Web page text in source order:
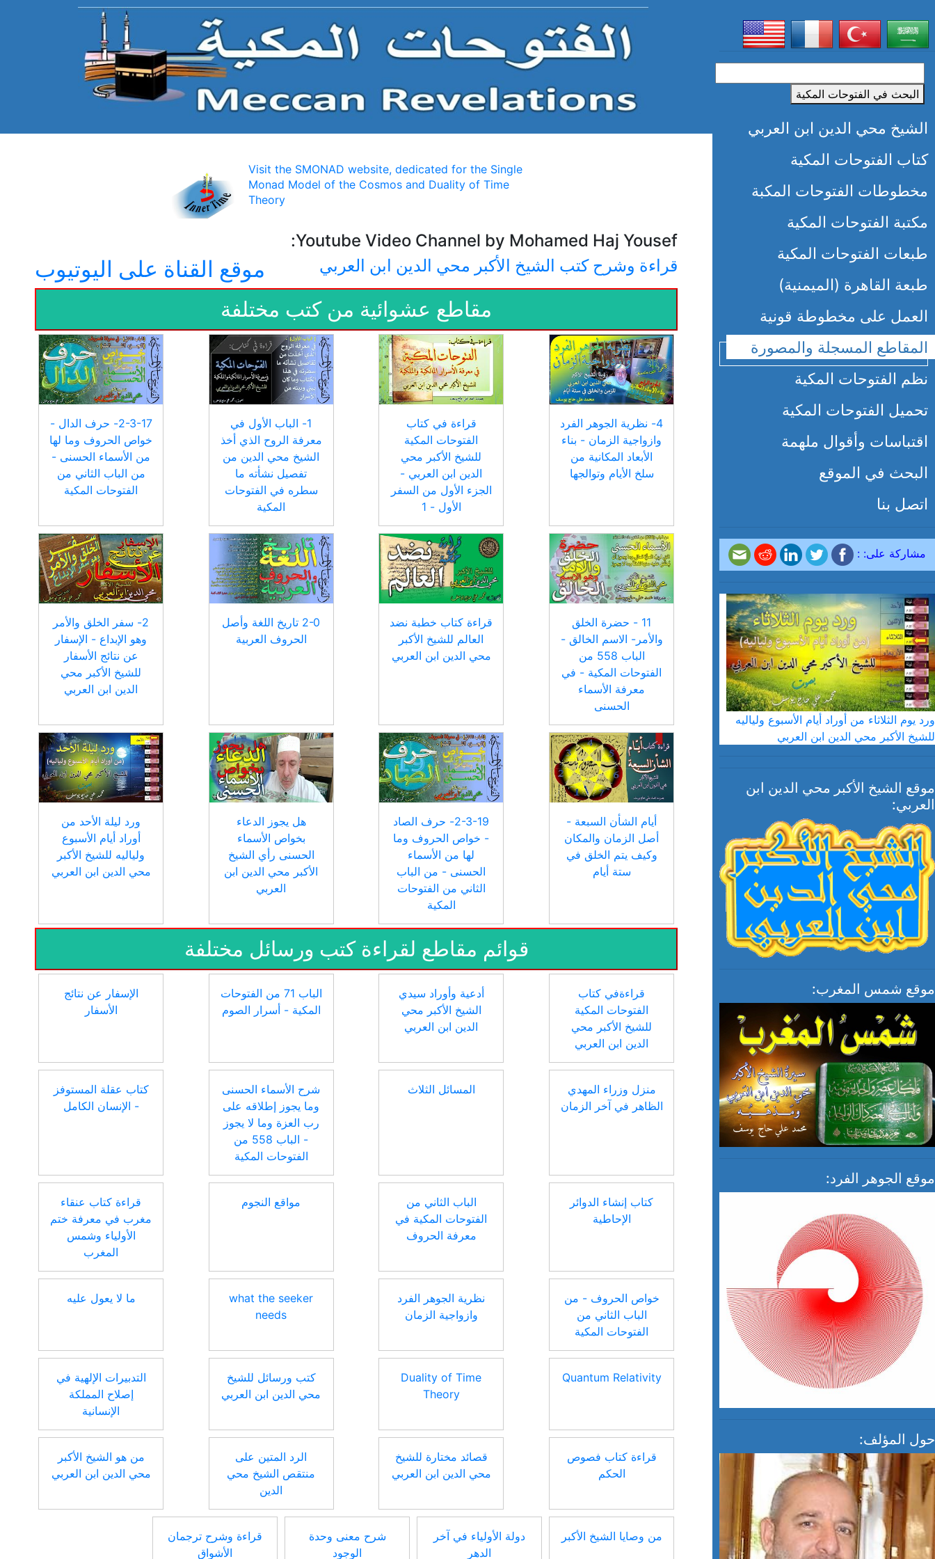
البحث في الفتوحات المكية
الشيخ محي الدين ابن العربي
كتاب الفتوحات المكية
مخطوطات الفتوحات المكبة
مكتبة الفتوحات المكية
طبعات الفتوحات المكية
طبعة القاهرة (الميمنية)
العمل على مخطوطة قونية
المقاطع المسجلة والمصورة
نظم الفتوحات المكية
تحميل الفتوحات المكية
اقتباسات وأقوال ملهمة
البحث في الموقع
اتصل بنا
مشاركة على: :
ورد يوم الثلاثاء من أوراد أيام الأسبوع ولياليه
للشيخ الأكبر محي الدين ابن العربي
موقع الشيخ الأكبر محي الدين ابن
العربي:
موقع شمس المغرب:
موقع الجوهر الفرد:
حول المؤلف:
Visit the SMONAD website, dedicated for the Single
Monad Model of the Cosmos and Duality of Time
Theory
Youtube Video Channel by Mohamed Haj Yousef:
قراءة وشرح كتب الشيخ الأكبر محي الدين ابن العربي
موقع القناة على اليوتيوب
مقاطع عشوائية من كتب مختلفة
4- نظرية الجوهر الفرد
وازواجية الزمان - بناء
الأبعاد المكانية من
سلخ الأيام وتوالجها
قراءة في كتاب
الفتوحات المكية
للشيخ الأكبر محي
الدين ابن العربي -
الجزء الأول من السفر
الأول - 1
1- الباب الأول في
معرفة الروح الذي أخذ
الشيخ محي الدين من
تفصيل نشأته ما
سطره في الفتوحات
المكية
2-3-17- حرف الدال -
خواص الحروف وما لها
من الأسماء الحسنى -
من الباب الثاني من
الفتوحات المكية
11 - حضرة الخلق
والأمر- الاسم الخالق -
الباب 558 من
الفتوحات المكية - في
معرفة الأسماء
الحسنى
قراءة كتاب خطبة نضد
العالم للشيخ الأكبر
محي الدين ابن العربي
2-0 تاريخ اللغة وأصل
الحروف العربية
2- سفر الخلق والأمر
وهو الإبداع - الإسفار
عن نتائج الأسفار
للشيخ الأكبر محي
الدين ابن العربي
أيام الشأن السبعة -
أصل الزمان والمكان
وكيف يتم الخلق في
ستة أيام
2-3-19- حرف الصاد
- خواص الحروف وما
لها من الأسماء
الحسنى - من الباب
الثاني من الفتوحات
المكية
هل يجوز الدعاء
بخواص الأسماء
الحسنى رأي الشيخ
الأكبر محي الدين ابن
العربي
ورد ليلة الأحد من
أوراد أيام الأسبوع
ولياليه للشيخ الأكبر
محي الدين ابن العربي
قوائم مقاطع لقراءة كتب ورسائل مختلفة
قراءةفي كتاب
الفتوحات المكية
للشيخ الأكبر محي
الدين ابن العربي
أدعية وأوراد سيدي
الشيخ الأكبر محي
الدين ابن العربي
الباب 71 من الفتوحات
المكية - أسرار الصوم
الإسفار عن نتائج
الأسفار
منزل وزراء المهدي
الظاهر في آخر الزمان
المسائل الثلاث
شرح الأسماء الحسنى
وما يجوز إطلاقه على
رب العزة وما لا يجوز
- الباب 558 من
الفتوحات المكية
كتاب عقلة المستوفز
- الإنسان الكامل
كتاب إنشاء الدوائر
الإحاطية
الباب الثاني من
الفتوحات المكية في
معرفة الحروف
مواقع النجوم
قراءة كتاب عنقاء
مغرب في معرفة ختم
الأولياء وشمس
المغرب
خواص الحروف - من
الباب الثاني من
الفتوحات المكية
نظرية الجوهر الفرد
وازواجية الزمان
what the seeker
needs
ما لا يعول عليه
Quantum Relativity
Duality of Time
Theory
كتب ورسائل للشيخ
محي الدين ابن العربي
التدبيرات الإلهية في
إصلاح المملكة
الإنسانية
قراءة كتاب فصوص
الحكم
قصائد مختارة للشيخ
محي الدين ابن العربي
الرد المتين على
منتقص الشيخ محي
الدين
من هو الشيخ الأكبر
محي الدين ابن العربي
من وصايا الشيخ الأكبر
دولة الأولياء في آخر
الدهر
شرح معنى وحدة
الوجود
قراءة وشرح ترجمان
الأشواق